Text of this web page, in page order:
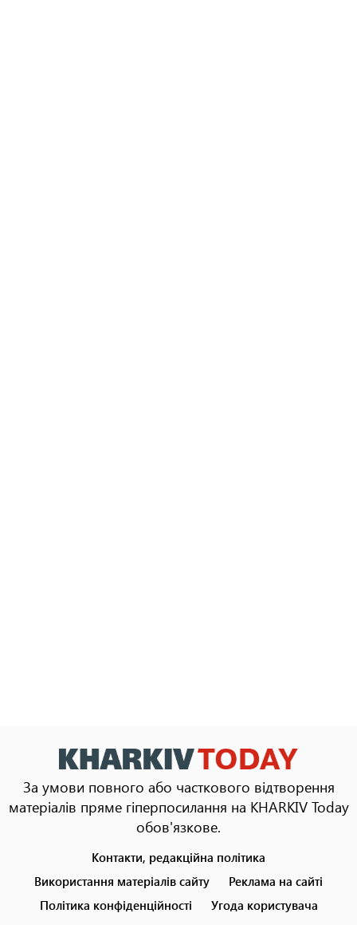
За умови повного або часткового відтворення
матеріалів пряме гіперпосилання на KHARKIV Today
обов'язкове.
menu
Контакти, редакційна політика
Використання матеріалів сайту
Реклама на сайті
Політика конфіденційності
Угода користувача